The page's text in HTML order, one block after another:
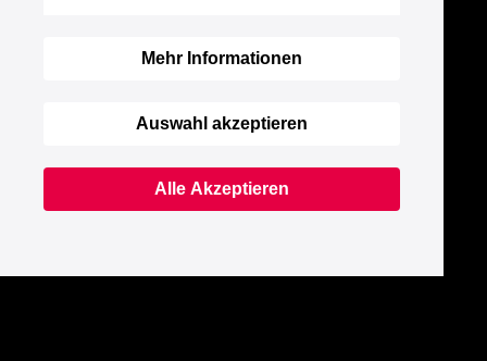
Mehr Informationen
Auswahl akzeptieren
Alle Akzeptieren